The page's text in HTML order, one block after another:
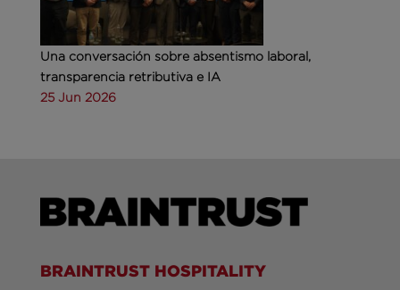
Una conversación sobre absentismo laboral,
transparencia retributiva e IA
25 Jun 2026
BRAINTRUST HOSPITALITY